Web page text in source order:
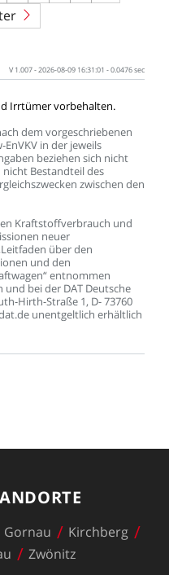
V 1.007-2026-08-09 16:31:01 -0.0476sec
Irrtümervorbehalten.
dem vorgeschriebenen
EnVKV in der jeweils
beziehen sich nicht
nicht Bestandteildes
zwischen den
Kraftstoffverbrauch und
neuer
überden
und den
entnommen
und beider DAT Deutsche
Hirth-Straße 1, D-73760
unentgeltlich erhältlich
Gornau
Kirchberg
Zwönitz